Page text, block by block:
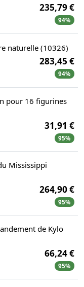
235,79 €
94%
naturelle (10326)
283,45 €
94%
pour 16 figurines
31,91 €
95%
Mississippi
264,90 €
95%
de Kylo
66,24 €
95%